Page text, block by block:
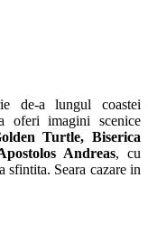
de-a lungul coastei
oferi imagini scenice
Turtle, Biserica
Andreas, cu
sfintita. Seara cazare in